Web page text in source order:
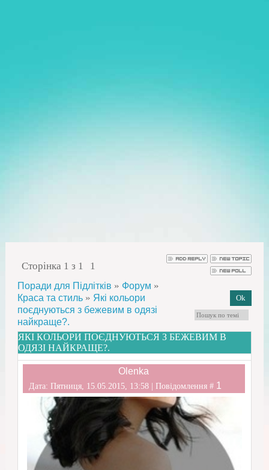
Сторінка 1 з 1 1
Поради для Підлітків » Форум »
Краса та стиль » Які кольори
поєднуються з бежевим в одязі
найкраще?.
ЯКІ КОЛЬОРИ ПОЄДНУЮТЬСЯ З БЕЖЕВИМ В
ОДЯЗІ НАЙКРАЩЕ?.
Olenka
Дата: Пятниця, 15.05.2015, 13:58 | Повідомлення # 1